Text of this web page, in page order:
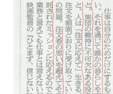
- 設計コンセプト
- 商品コンセプト
デザイン
- 空間デザイン
- 内観デザイン
- 生活デザイン